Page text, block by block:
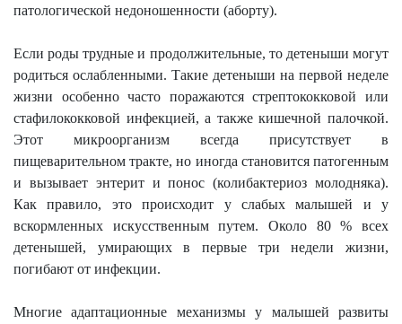
патологической недоношенности (аборту).
Если роды трудные и продолжительные, то детеныши могут
родиться ослабленными. Такие детеныши на первой неделе
жизни особенно часто поражаются стрептококковой или
стафилококковой инфекцией, а также кишечной палочкой.
Этот микроорганизм всегда присутствует в
пищеварительном тракте, но иногда становится патогенным
и вызывает энтерит и понос (колибактериоз молодняка).
Как правило, это происходит у слабых малышей и у
вскормленных искусственным путем. Около 80 % всех
детенышей, умирающих в первые три недели жизни,
погибают от инфекции.
Многие адаптационные механизмы у малышей развиты